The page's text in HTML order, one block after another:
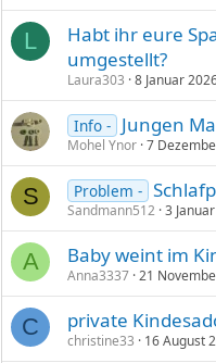
L
Habt ihr eure
umgestellt?
Laura303 8 Januar
Info - Jungen
Mohel Ynor 7
S Problem -
Sandmann512 3
A Baby weint im
Anna3337 21
C private
christine33 16 August